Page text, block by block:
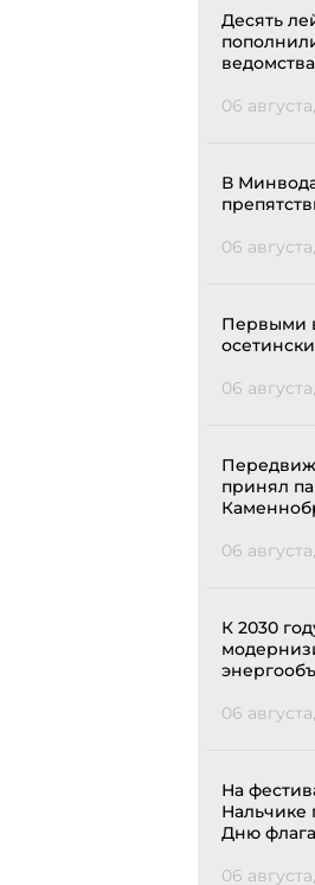
Десять
06
В
06
Первыми
06
принял
06
К 2030
06
На
Нальчике
Дню
06